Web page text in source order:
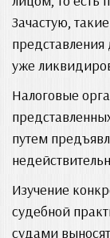
Зачастую,
представления
уже
Налоговые
путем
Изучение
судебной
судами